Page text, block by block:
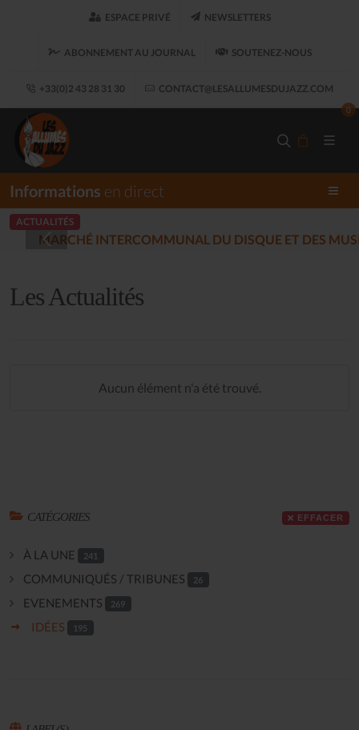
ESPACE PRIVÉ NEWSLETTERS
ABONNEMENT AU JOURNAL SOUTENEZ-NOUS
+33(0)2 43 28 31 30 CONTACT@LESALLUMESDUJAZZ.COM
0
Informations en direct
ACTUALITÉS
(2025-12-17) LES
Les Actualités
Aucun élément n'a été trouvé.
CATÉGORIES EFFACER
À LA UNE 241
COMMUNIQUÉS / TRIBUNES 26
EVENEMENTS 269
IDÉES 195